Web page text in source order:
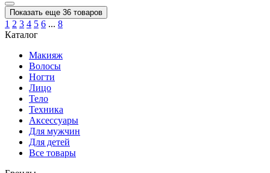
Показать еще 36 товаров
1 2 3 4 5 6 ... 8
Каталог
Макияж
Волосы
Ногти
Лицо
Тело
Техника
Аксессуары
Для мужчин
Для детей
Все товары